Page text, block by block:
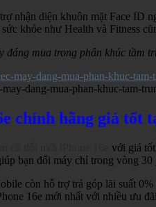
nhận diện khuôn mặt Face ID
khỏe như Health và Fitness
đáng mua trong phân khúc tầm
dang-mua-phan-khuc-tam-
chính hãng giá tốt
với giá
bạn đổi máy chỉ trong vòng
còn hỗ trợ trả góp lãi suất
16e mới nhất với nhiều ưu